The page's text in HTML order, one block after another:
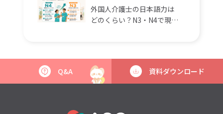
Q&A 資料ダウンロード
外国人介護士の日本語力は
どのくらい？N3・N4で現場